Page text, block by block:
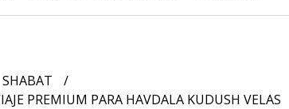
SHABAT
PREMIUM PARA HAVDALA KUDUSH VELAS